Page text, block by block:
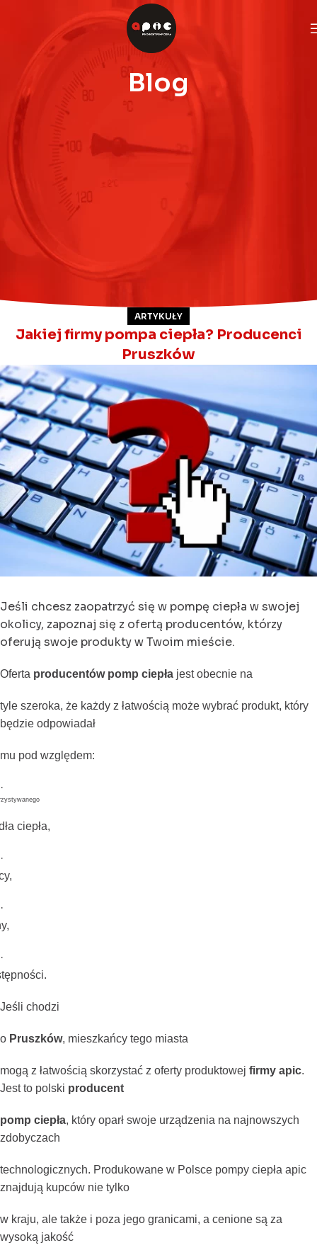
Blog
ARTYKUŁY
Jakiej firmy pompa ciepła? Producenci
Pruszków
Jeśli chcesz zaopatrzyć się w pompę ciepła w swojej
okolicy, zapoznaj się z ofertą producentów, którzy
oferują swoje produkty w Twoim mieście.
Oferta producentów pomp ciepła jest obecnie na
tyle szeroka, że każdy z łatwością może wybrać produkt, który
będzie odpowiadał
mu pod względem:
·
ciepła,
·
·
·
Jeśli chodzi
o Pruszków, mieszkańcy tego miasta
mogą z łatwością skorzystać z oferty produktowej firmy apic.
Jest to polski producent
pomp ciepła, który oparł swoje urządzenia na najnowszych
zdobyczach
technologicznych. Produkowane w Polsce pompy ciepła apic
znajdują kupców nie tylko
w kraju, ale także i poza jego granicami, a cenione są za
wysoką jakość